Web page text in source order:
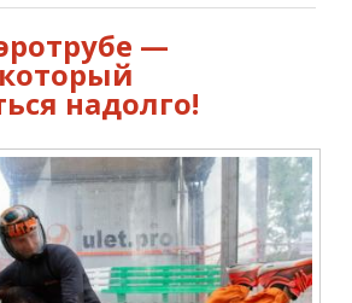
—
надолго!